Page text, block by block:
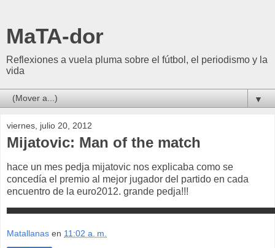
MaTA-dor
Reflexiones a vuela pluma sobre el fútbol, el periodismo y la
vida
▼
viernes, julio 20, 2012
Mijatovic: Man of the match
hace un mes pedja mijatovic nos explicaba como se
concedía el premio al mejor jugador del partido en cada
encuentro de la euro2012. grande pedja!!!
Matallanas en 11:02 a. m.